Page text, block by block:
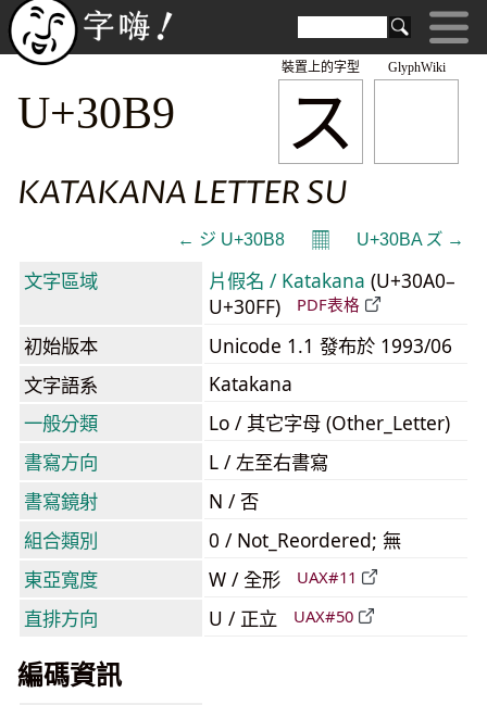
GlyphWiki
ス
裝置上的字型
U+30B9
KATAKANA LETTER SU
← ジ U+30B8 𝄜 U+30BA ズ →
文字區域 片假名 / Katakana (U+30A0–
U+30FF)
PDF表格
初始版本
Unicode 1.1 發布於 1993/06
文字語系
Katakana
一般分類
Lo / 其它字母 (Other_Letter)
書寫方向
L / 左至右書寫
書寫鏡射
N / 否
組合類別
0 / Not_Reordered; 無
東亞寬度
W / 全形 UAX#11
直排方向 U / 正立 UAX#50
編碼資訊